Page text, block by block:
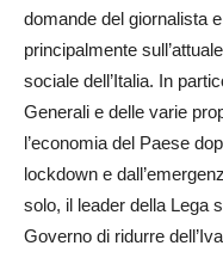
domande del giornalista
principalmente
sociale dell’Italia. In
Generali e delle varie
l’economia del Paese
lockdown e
solo, il leader della Lega
Governo di ridurre